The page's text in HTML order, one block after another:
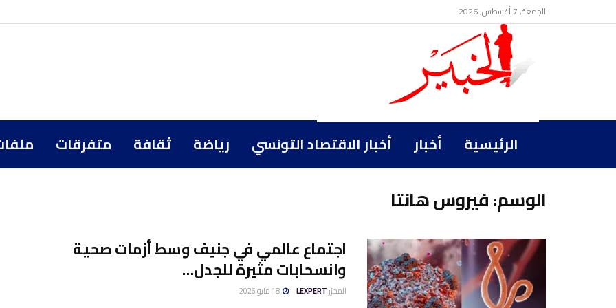
الجمعة, 7 أغسطس, 2026
الرئيسية أخبار أخبار الاقتصاد التونسي رياضة ثقافة متفرقات
الوسم:فيروس هانتا
اجتماع عالمي في جنيف وسط أزمات صحية
وانسحابات مثيرة للجدل…
المحرّر LEXPERT